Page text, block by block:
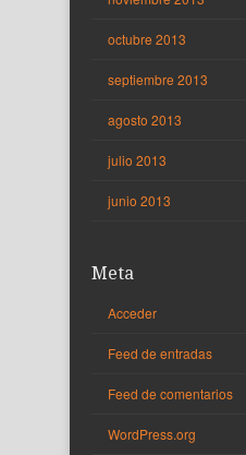
octubre 2013
septiembre 2013
agosto 2013
julio 2013
junio 2013
Meta
Acceder
Feed de entradas
Feed de comentarios
WordPress.org